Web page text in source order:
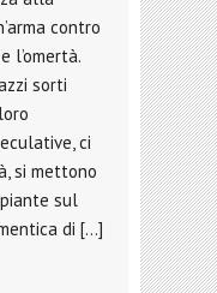
contro
l’omertà.
sorti
ci
si mettono
sul
di […]